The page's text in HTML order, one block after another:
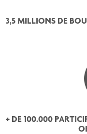
3,5 MILLIONS DE
+ DE 100.000